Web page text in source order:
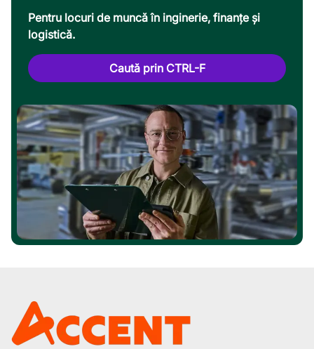
Pentru locuri de muncă în inginerie, finanțe și
logistică.
Caută prin CTRL-F